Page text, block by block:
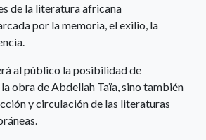
de la literatura africana
por la memoria, el exilio, la
al público la posibilidad de
obra de Abdellah Taïa, sino también
y circulación de las literaturas